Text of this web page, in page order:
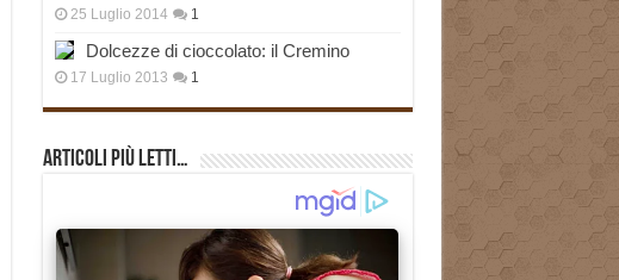
25 Luglio 2014 1
Dolcezze di cioccolato: il Cremino
17 Luglio 2013 1
Articoli più Letti…